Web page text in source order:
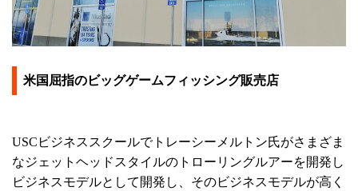
米国屈指のビッグゲームフィッシング販売店
USCビジネススクールでトレーシーメルトン氏がさまざま
なジェットヘッドスタイルのトローリングルアーを開発し
ビジネスモデルとして開発し、そのビジネスモデルが高く